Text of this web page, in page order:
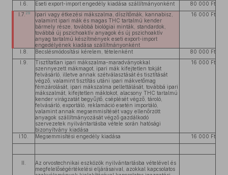
I.6.
Eseti export-import engedély kiadása szállítmányonként
80 000 Ft
I.7. 29
Ipari vagy étkezési mákszalma, díszítőmák, kannabisz,
valamint ipari mák és magas THC tartalmú kender
bármely része, továbbá biológiai minták, standardok,
továbbá új pszichoaktív anyagok és új pszichoaktív
anyag tartalmú készítmények eseti export-import
engedélyének kiadása szállítmányonként
16 000 Ft
I.8. Becslésmódosítási kérelem, tételenként
80 000 Ft
I.9.
Tisztítatlan ipari mákszalma-maradványokkal
szennyezett mákmagot, ipari mák kifejtetlen tokját
felvásárló, illetve annak szétválasztását és tisztítását
végző, valamint tisztítás utáni ipari mákvetőmag
fémzárolását, ipari mákszalma pellettálását, továbbá ipari
mákszalmát, kifejtetlen máktokot, alacsony THC tartalmú
kender virágzatát begyűjtő, cséplését végző, tároló,
felvásárló, exportáló, reklamáció esetén importáló,
valamint annak megsemmisítését vagy ellenőrzött
anyagok szállítmányozását végző gazdálkodó
szervezetek nyilvántartásba vétele során hatósági
bizonyítvány kiadása
16 000 Ft
I.10. Megsemmisítési engedély kiadása 16 000 Ft
II.
Az orvostechnikai eszközök nyilvántartásba vételével és
megfelelőségértékelési eljárásaival, azokkal kapcsolatos